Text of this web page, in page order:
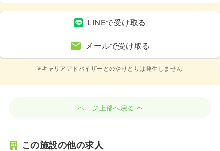
LINEで受け取る
メールで受け取る
※キャリアアドバイザーとのやりとりは発生しません
ページ上部へ戻る
この施設の他の求人